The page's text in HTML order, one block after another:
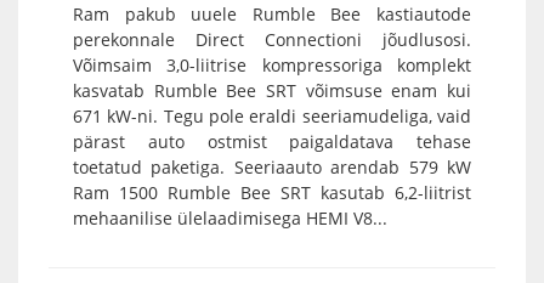
Ram pakub uuele Rumble Bee kastiautode
perekonnale Direct Connectioni jõudlusosi.
Võimsaim 3,0-liitrise kompressoriga komplekt
kasvatab Rumble Bee SRT võimsuse enam kui
671 kW-ni. Tegu pole eraldi seeriamudeliga, vaid
pärast auto ostmist paigaldatava tehase
toetatud paketiga. Seeriaauto arendab 579 kW
Ram 1500 Rumble Bee SRT kasutab 6,2-liitrist
mehaanilise ülelaadimisega HEMI V8...